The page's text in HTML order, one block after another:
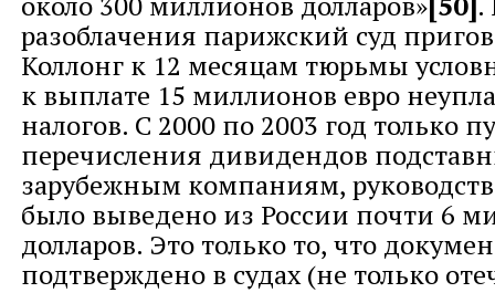
разоблачения парижский суд
Коллонг к 12 месяцам тюрьмы
к выплате 15 миллионов евро
налогов. С 2000 по 2003 год только
перечисления дивидендов
зарубежным компаниям,
было выведено из России почти 6
долларов. Это только то, что
подтверждено в судах (не только